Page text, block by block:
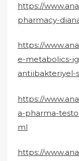
https://
pharmacy-
https://
e-metabolics-
antiibakteriyel-
https://
a-pharma-
ml
https://